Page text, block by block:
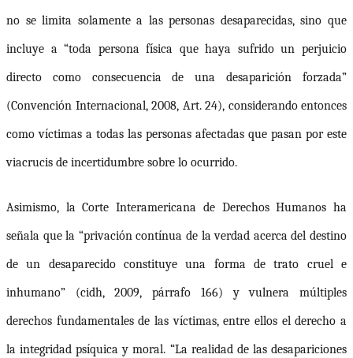
no se limita solamente a las personas desaparecidas, sino que
incluye a “toda persona física que haya sufrido un perjuicio
directo como consecuencia de una desaparición forzada”
(Convención Internacional, 2008, Art. 24), considerando entonces
como víctimas a todas las personas afectadas que pasan por este
viacrucis de incertidumbre sobre lo ocurrido.
Asimismo, la Corte Interamericana de Derechos Humanos ha
señala que la “privación contínua de la verdad acerca del destino
de un desaparecido constituye una forma de trato cruel e
inhumano” (cidh, 2009, párrafo 166) y vulnera múltiples
derechos fundamentales de las víctimas, entre ellos el derecho a
la integridad psíquica y moral. “La realidad de las desapariciones